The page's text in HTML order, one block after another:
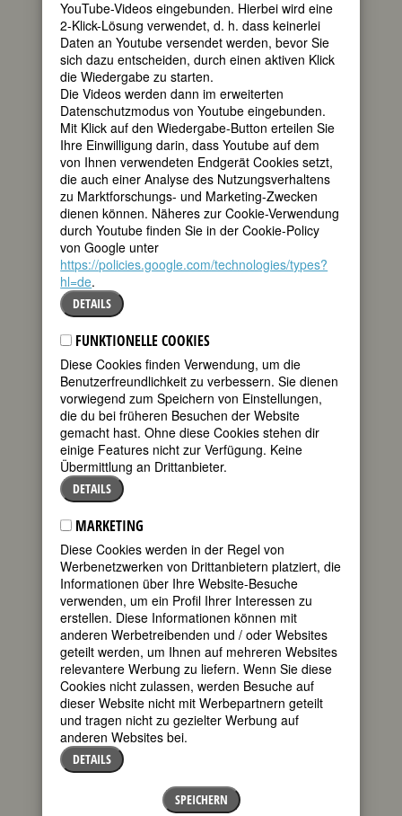
1987 in
London
englische
Cellistin
80. Geburtstag am 26. Januar 2025
Biografie•Zitate•Weblinks•Literatur &
Quellen
BIOGRAFIE
Etwa vor 40 Jahren, ein Cellokonzert im
Radio: Ein blühender, gesanglicher Ton
von unerhörter Intensität und eine
leidenschaftliche Interpretation, die ganz
anders war als alles, was ich bis jetzt
aus dem Konzertsaal, z.B. von dem
noblen Pierre Fournier, gewohnt war:
Jacqueline du Pré! Kaum über zwanzig
war sie. Als Vierjährige bekam sie den
ersten Cellounterricht, gewann mit elf
das renommierte Suggia-Stipendium,
war Meisterschülerin von Casals,
Tortelier und Rostropowitsch – ein
»Wunderkind«. Sie musizierte mit den
besten Dirigenten und Orchestern
sowie, auch kammermusikalisch, einer
Anzahl nur wenig älterer aber ebenso
bekannter Solisten. Und wer je ein
Konzert mit ihr hörte, war überwältigt
von ihrer schieren Musikalität, ihrer
Sinnenhaftigkeit und Spontaneität.
Gerade die unmittelbare Natürlichkeit
und das Feuer ihrer musikalischen
Präsenz überdeckte jedoch ihr
Lebensschicksal, und über dem immer
strahlenden Star geriet die Frau
Jacqueline du Pré bald in
Vergessenheit. Die erst 26jährige muss
eine Einspielung abbrechen – es wird
ihre letzte bleiben. Nach zwei Jahren
sich immer weiter verschlechternder
Gesundheit gibt sie am 25. Januar
1973, einen Tag vor ihrem 28.
YouTube-Videos eingebunden. Hierbei wird eine
2-Klick-Lösung verwendet, d. h. dass keinerlei
Daten an Youtube versendet werden, bevor Sie
sich dazu entscheiden, durch einen aktiven Klick
die Wiedergabe zu starten.
Die Videos werden dann im erweiterten
Datenschutzmodus von Youtube eingebunden.
Mit Klick auf den Wiedergabe-Button erteilen Sie
Ihre Einwilligung darin, dass Youtube auf dem
von Ihnen verwendeten Endgerät Cookies setzt,
die auch einer Analyse des Nutzungsverhaltens
zu Marktforschungs- und Marketing-Zwecken
dienen können. Näheres zur Cookie-Verwendung
durch Youtube finden Sie in der Cookie-Policy
von Google unter
https://policies.google.com/technologies/types?
hl=de.
DETAILS
FUNKTIONELLE COOKIES
Diese Cookies finden Verwendung, um die
Benutzerfreundlichkeit zu verbessern. Sie dienen
vorwiegend zum Speichern von Einstellungen,
die du bei früheren Besuchen der Website
gemacht hast. Ohne diese Cookies stehen dir
einige Features nicht zur Verfügung. Keine
Übermittlung an Drittanbieter.
DETAILS
MARKETING
Diese Cookies werden in der Regel von
Werbenetzwerken von Drittanbietern platziert, die
Informationen über Ihre Website-Besuche
verwenden, um ein Profil Ihrer Interessen zu
erstellen. Diese Informationen können mit
anderen Werbetreibenden und / oder Websites
geteilt werden, um Ihnen auf mehreren Websites
relevantere Werbung zu liefern. Wenn Sie diese
Cookies nicht zulassen, werden Besuche auf
dieser Website nicht mit Werbepartnern geteilt
und tragen nicht zu gezielter Werbung auf
anderen Websites bei.
DETAILS
SPEICHERN